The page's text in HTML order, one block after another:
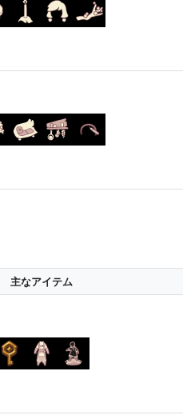
主なアイテム